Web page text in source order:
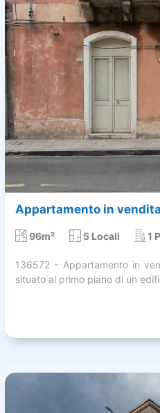
Appartamento in
96m² 5 Locali 1
136572 - Appartamento in
situato al primo piano di un